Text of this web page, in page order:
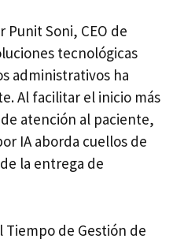
Soni, CEO de
tecnológicas
administrativos ha
Al facilitar el inicio más
atención al paciente,
IA aborda cuellos de
la entrega de
Tiempo de Gestión de